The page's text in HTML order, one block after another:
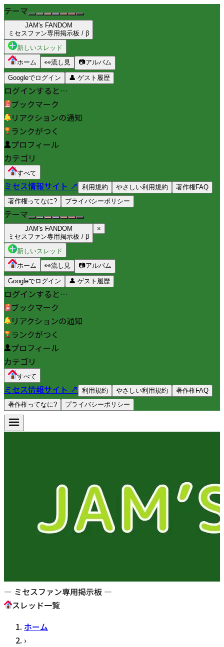
テーマ
JAM's FANDOM
ミセスファン専用掲示板 / β
新しいスレッド
ホーム
👀流し見 📷アルバム
Googleでログイン 👤 ゲスト履歴
ログインすると…
ブックマーク
リアクションの通知
ランクがつく
プロフィール
カテゴリ
すべて
ミセス情報サイト ↗ 利用規約 やさしい利用規約
著作権FAQ
著作権ってなに?
プライバシーポリシー
テーマ
JAM's FANDOM
ミセスファン専用掲示板 / β
×
新しいスレッド
ホーム
👀流し見 📷アルバム
Googleでログイン 👤 ゲスト履歴
ログインすると…
ブックマーク
リアクションの通知
ランクがつく
プロフィール
カテゴリ
すべて
ミセス情報サイト ↗ 利用規約 やさしい利用規約
著作権FAQ
著作権ってなに?
プライバシーポリシー
— ミセスファン専用掲示板 —
スレッド一覧
ホーム
›